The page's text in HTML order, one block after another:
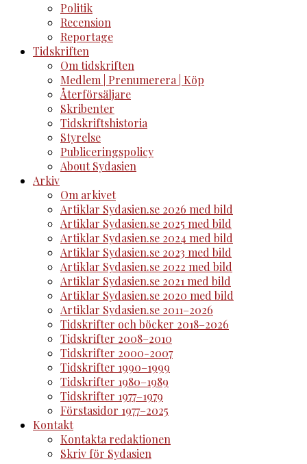
Politik
Recension
Reportage
Tidskriften
Om tidskriften
Medlem | Prenumerera | Köp
Återförsäljare
Skribenter
Tidskriftshistoria
Styrelse
Publiceringspolicy
About Sydasien
Arkiv
Om arkivet
Artiklar Sydasien.se 2026 med bild
Artiklar Sydasien.se 2025 med bild
Artiklar Sydasien.se 2024 med bild
Artiklar Sydasien.se 2023 med bild
Artiklar Sydasien.se 2022 med bild
Artiklar Sydasien.se 2021 med bild
Artiklar Sydasien.se 2020 med bild
Artiklar Sydasien.se 2011–2026
Tidskrifter och böcker 2018–2026
Tidskrifter 2008–2010
Tidskrifter 2000-2007
Tidskrifter 1990–1999
Tidskrifter 1980–1989
Tidskrifter 1977–1979
Förstasidor 1977–2025
Kontakt
Kontakta redaktionen
Skriv för Sydasien